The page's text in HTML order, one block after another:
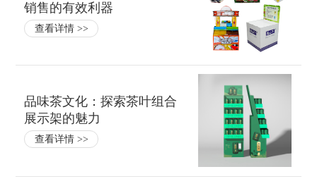
销售的有效利器
查看详情 >>
品味茶文化：探索茶叶组合
展示架的魅力
查看详情 >>